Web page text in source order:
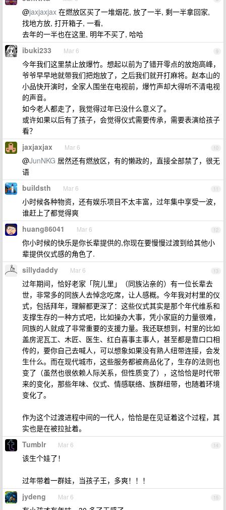
@jaxjaxjax 在燃放区买了一堆烟花, 放了一半, 剩一半拿回家,
找地方放, 打开箱子, 一看,
去年的一半也在这里, 明年不买了, 哈哈
9
ibuki233 Mar 6
今年我们这里禁止放爆竹。想起以前为了错开零点的放炮高峰，
爷爷早早地就带我们把炮放了，之后我们就开打麻将。赵本山的
小品快开演时，全家人围坐在电视前，爆竹声却大得听不清电视
的声音。
如今老人都走了，我觉得过年已没什么意义了。
或许如果以后有了孩子，会觉得仪式需要传承，需要表演给孩子
看？
10
jaxjaxjax Mar 6
@JunNKG 居然还有燃放区，有的懒政的，直接全部禁了，很无
语
11
buildsth Mar 6
小时候各种物资，还有娱乐项目不太丰富，过年集中享受一波，
谁赶上了都觉得爽
12
huang86041 Mar 6
你小时候的快乐是你长辈提供的,你现在要慢慢过渡到给其他小
辈提供仪式感的角色了.
13
sillydaddy Mar 6
过年期间，恰好老家「院儿里」（同族沾亲的）有一位长辈去
世，非常多的同族人去悼念吃席，让人感概。今年我对村里的仪
式，包括拜年，理解都更深了：这些仪式其实是那个年代维系和
支撑生存的一种方式吧，比如操办大事，凭小家庭的力量很难，
同族的人就成了非常重要的支援力量。我还联想到，村里的比如
盖房泥瓦工、木匠、医生、红白喜事主事人，甚至都是靠口口相
传的，要你自己去喊人，可以想象如果没有熟人纽带连接，会发
生什么。而在现代城市，这些服务都被商品化了，生存的法则也
变了（虽然也很依赖人际关系，但性质变了），这恰恰是时代带
来的变化，那些年味、仪式、情感联络、族群纽带，也随着环境
变化了。
作为这个过渡进程中间的一代人，恰恰是在见证着这个过程，其
实也是在被拉扯着。
14
Tumblr Mar 6
该生个娃了！
过年带着一群娃，当孩子王，多爽！！！
15
jydeng Mar 6